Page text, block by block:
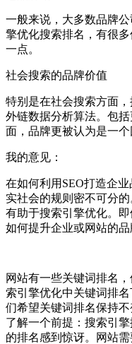
一般来说，大多数品牌
擎优化搜索排名，有很
一点。
社会搜索的品牌价值
特别是在社会搜索方面
外链数据分析算法。包
面，品牌更被认为是一
我的意见：
在如何利用SEO打造企
实社会的规则密不可分
有助于搜索引擎优化。
如何提升企业或网站的品
网站有一些关键词排名
索引擎优化中关键词排
们希望关键词排名保持
了解一个前提：搜索引
的排名感到惊讶。网站